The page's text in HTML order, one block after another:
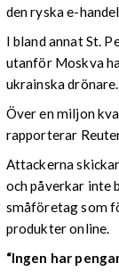
den ryska e-
I bland annat St.
utanför Moskva
ukrainska drönare.
Över en miljon
rapporterar
Attackerna
och påverkar inte
småföretag som
produkter online.
“Ingen har